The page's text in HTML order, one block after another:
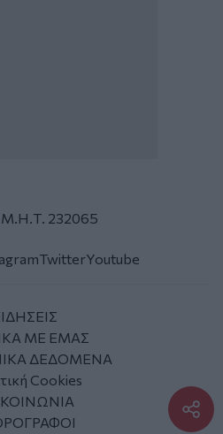
Μ.Η.Τ. 232065
TwitterYoutube
ΜΕ ΕΜΑΣ
ΔΕΔΟΜΕΝΑ
Cookies